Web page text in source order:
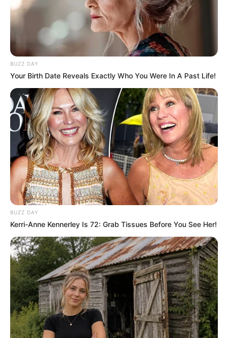
BUZZ DAY
Your Birth Date Reveals Exactly Who You Were In A Past Life!
BUZZ DAY
Kerri-Anne Kennerley Is 72: Grab Tissues Before You See Her!